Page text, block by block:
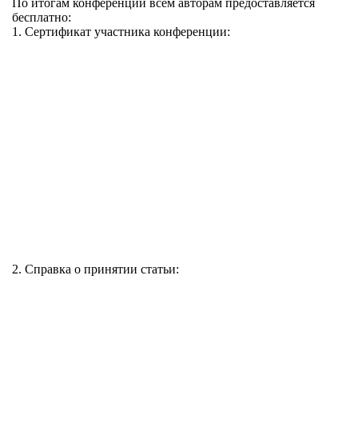
По итогам конференции всем авторам предоставляется
бесплатно:
1. Сертификат участника конференции:
2. Справка о принятии статьи: